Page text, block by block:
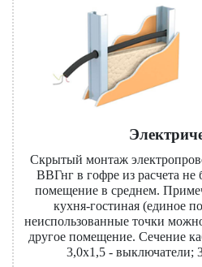
Скрытый монтаж
ВВГнг в гофре из расчета не
помещение в среднем.
кухня-гостиная (единое
неиспользованные точки
другое помещение. Сечение
3,0x1,5 - выключатели;